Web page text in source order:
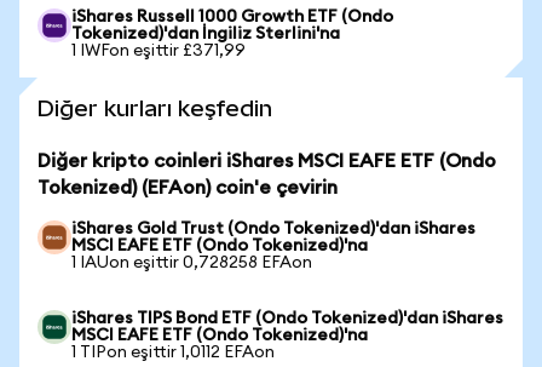
iShares Russell 1000 Growth ETF (Ondo
Tokenized)'dan İngiliz Sterlini'na
1 IWFon eşittir £371,99
Diğer kurları keşfedin
Diğer kripto coinleri iShares MSCI EAFE ETF (Ondo
Tokenized) (EFAon) coin'e çevirin
iShares Gold Trust (Ondo Tokenized)'dan iShares
MSCI EAFE ETF (Ondo Tokenized)'na
1 IAUon eşittir 0,728258 EFAon
iShares TIPS Bond ETF (Ondo Tokenized)'dan iShares
MSCI EAFE ETF (Ondo Tokenized)'na
1 TIPon eşittir 1,0112 EFAon